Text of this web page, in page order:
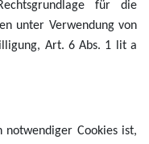
für die
unter Verwendung von
Art. 6 Abs. 1 lit a
notwendiger Cookies ist,